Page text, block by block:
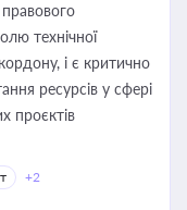
технічної
і є критично
ресурсів у сфері
проєктів
+2